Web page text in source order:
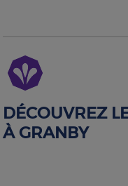
DÉCOUVREZ
À GRANBY